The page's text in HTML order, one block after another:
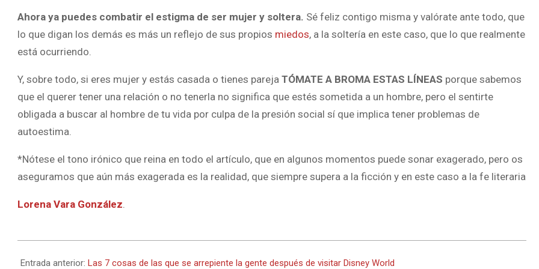
Ahora ya puedes combatir el estigma de ser mujer y soltera. Sé feliz contigo misma y valórate ante todo, que
lo que digan los demás es más un reflejo de sus propios miedos, a la soltería en este caso, que lo que realmente
está ocurriendo.
Y, sobre todo, si eres mujer y estás casada o tienes pareja TÓMATE A BROMA ESTAS LÍNEAS porque sabemos
que el querer tener una relación o no tenerla no significa que estés sometida a un hombre, pero el sentirte
obligada a buscar al hombre de tu vida por culpa de la presión social sí que implica tener problemas de
autoestima.
*Nótese el tono irónico que reina en todo el artículo, que en algunos momentos puede sonar exagerado, pero os
aseguramos que aún más exagerada es la realidad, que siempre supera a la ficción y en este caso a la fe literaria
Lorena Vara González.
05-
Entrada anterior: Las 7 cosas de las que se arrepiente la gente después de visitar Disney World